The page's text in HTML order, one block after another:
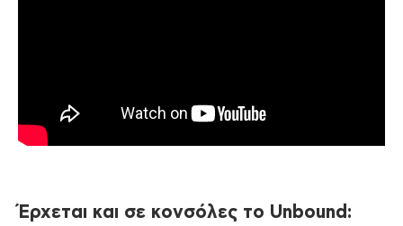
Έρχεται και σε κονσόλες το Unbound: